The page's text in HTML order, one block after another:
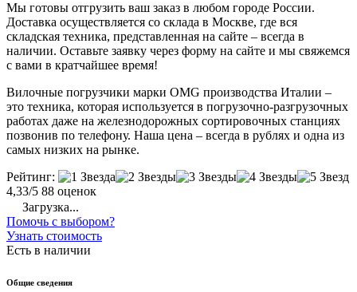
Мы готовы отгрузить ваш заказ в любом городе России.
Доставка осуществляется со склада в Москве, где вся
складская техника, представленная на сайте – всегда в
наличии. Оставьте заявку через форму на сайте и мы свяжемся
с вами в кратчайшее время!
Вилочные погрузчики марки OMG производства Италии –
это техника, которая используется в погрузочно-разгрузочных
работах даже на железнодорожных сортировочных станциях
позвонив по телефону. Наша цена – всегда в рублях и одна из
самых низких на рынке.
Рейтинг:
4,33/5 88 оценок
Загрузка...
Помочь с выбором?
Узнать стоимость
Есть в наличии
Общие сведения